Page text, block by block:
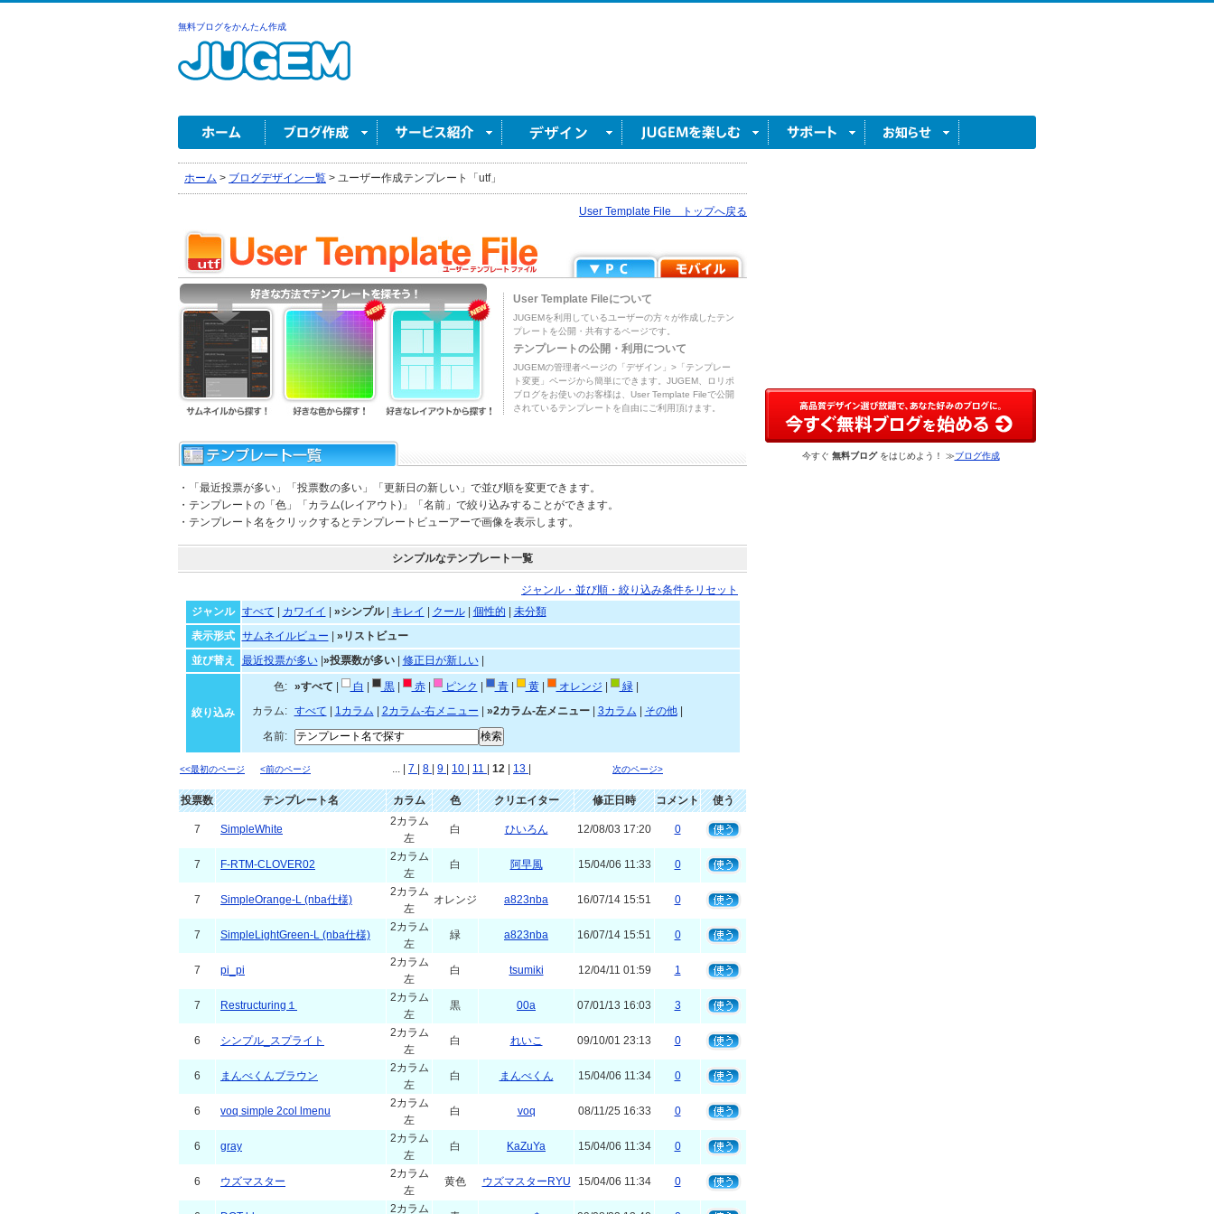
無料ブログをかんたん作成
ホーム > ブログデザイン一覧 > ユーザー作成テンプレート「utf」
User Template File トップへ戻る
User Template Fileについて
JUGEMを利用しているユーザーの方々が作成したテン
プレートを公開・共有するページです。
テンプレートの公開・利用について
JUGEMの管理者ページの「デザイン」>「テンプレー
ト変更」ページから簡単にできます。JUGEM、ロリポ
ブログをお使いのお客様は、User Template Fileで公開
されているテンプレートを自由にご利用頂けます。
・「最近投票が多い」「投票数の多い」「更新日の新しい」で並び順を変更できます。
・テンプレートの「色」「カラム(レイアウト)」「名前」で絞り込みすることができます。
・テンプレート名をクリックするとテンプレートビューアーで画像を表示します。
シンプルなテンプレート一覧
ジャンル・並び順・絞り込み条件をリセット
ジャンル
すべて カワイイ »シンプル| キレイ クール| 個性的
未分類
表示形式
サムネイルビュー
»リストビュー
並び替え
最近投票が多い| »投票数が多い| 修正日が新しい|
絞り込み
色: »すべて 白 黒| 赤| ピンク 青| 黄| オレンジ 緑|
カラム:
すべて 1カラム 2カラム-右メニュー »2カラム-左メニュー| 3カラム その他|
名前:
<<最初のページ <前のページ ... | 7 8 9 10 11 12 13 次のページ>
投票数 テンプレート名 カラム 色 クリエイター 修正日時 コメント 使う
7 SimpleWhite
2カラム
左
白 ひいろん 12/08/03 17:20 0
7 F-RTM-CLOVER02
2カラム
左
白 阿早風 15/04/06 11:33 0
7 SimpleOrange-L (nba仕様)
2カラム
左
オレンジ a823nba 16/07/14 15:51 0
7 SimpleLightGreen-L (nba仕様)
2カラム
左
緑 a823nba 16/07/14 15:51 0
7 pi_pi
2カラム
左
白 tsumiki 12/04/11 01:59 1
7 Restructuring１
2カラム
左
黒 00a 07/01/13 16:03 3
6 シンプル_スプライト
2カラム
左
白 れいこ 09/10/01 23:13 0
6 まんべくんブラウン
2カラム
左
白 まんべくん 15/04/06 11:34 0
6 voq simple 2col lmenu
2カラム
左
白 voq 08/11/25 16:33 0
6 gray
2カラム
左
白 KaZuYa 15/04/06 11:34 0
6 ウズマスター
2カラム
左
黄色 ウズマスターRYU 15/04/06 11:34 0
2カラム
今すぐ 無料ブログをはじめよう！ ≫ブログ作成